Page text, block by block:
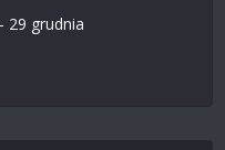
29 grudnia